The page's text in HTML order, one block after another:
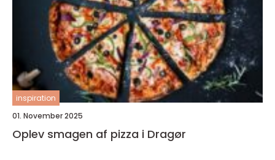
inspiration
01. November 2025
Oplev smagen af pizza i Dragør